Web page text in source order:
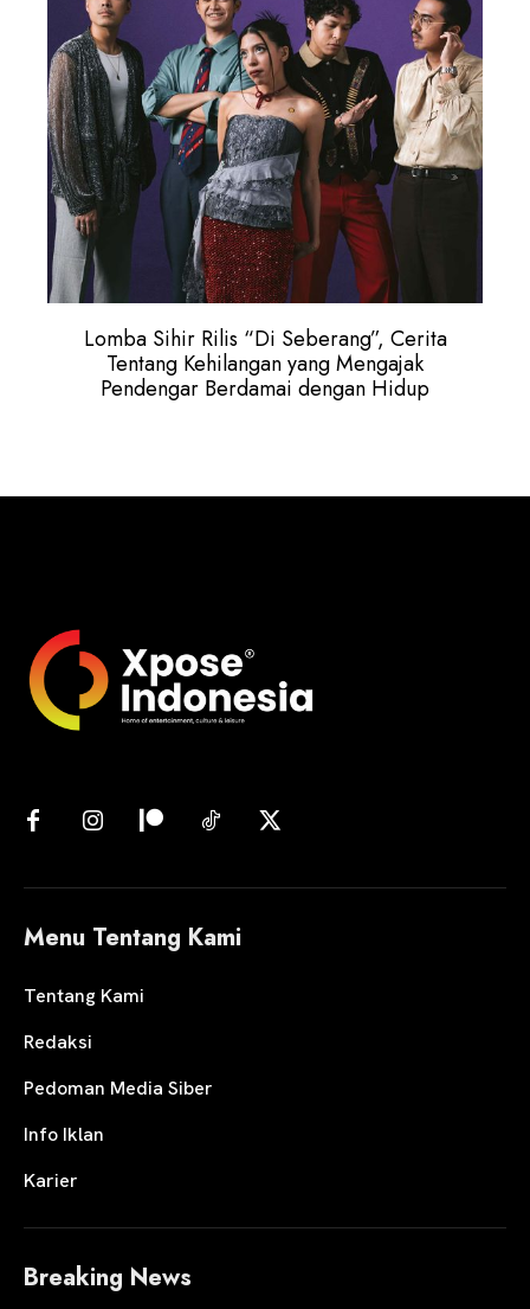
Lomba Sihir Rilis “Di Seberang”, Cerita
Tentang Kehilangan yang Mengajak
Pendengar Berdamai dengan Hidup
Menu Tentang Kami
Tentang Kami
Redaksi
Pedoman Media Siber
Info Iklan
Karier
Breaking News